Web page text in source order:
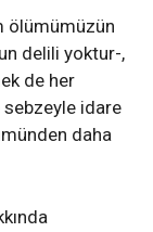
ölümümüzün
delili yoktur-,
de her
idare
daha